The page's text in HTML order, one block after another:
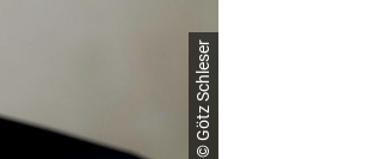
© Götz Schleser